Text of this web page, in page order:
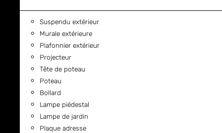
Suspendu extérieur
Murale extérieure
Plafonnier extérieur
Projecteur
Tête de poteau
Poteau
Bollard
Lampe piédestal
Lampe de jardin
Plaque adresse